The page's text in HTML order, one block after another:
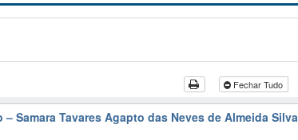
Fechar Tudo
Samara Tavares Agapto das Neves de Almeida Silva